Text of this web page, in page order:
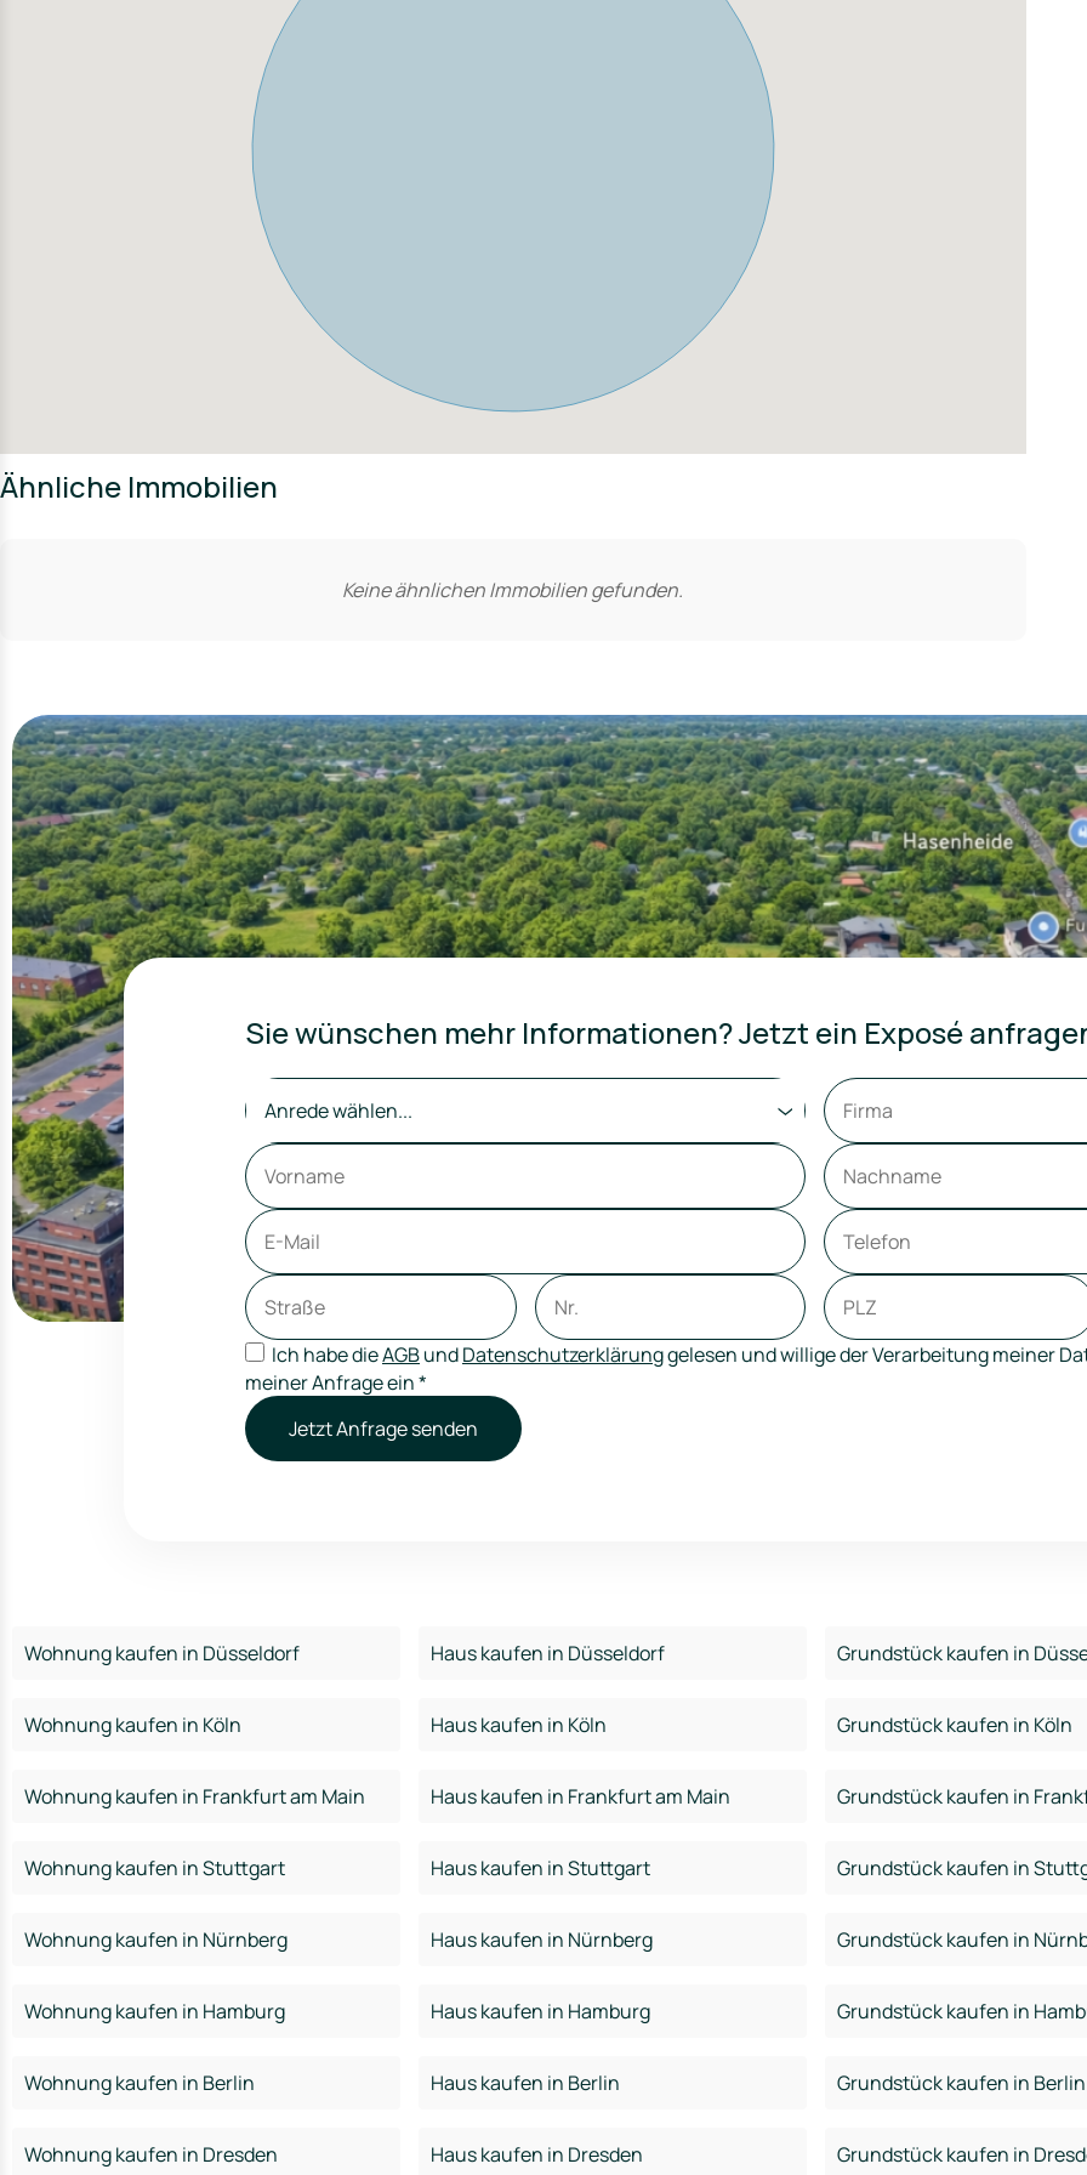
Ähnliche Immobilien
Keine ähnlichen Immobilien gefunden.
Sie wünschen mehr Informationen? Jetzt ein Exposé
Anrede wählen...
Ich habe dieAGBundDatenschutzerklärunggelesen und willige der Verarbeitung meiner
meiner Anfrage ein*
Jetzt Anfrage senden
Wohnung kaufen in Düsseldorf Haus kaufen in Düsseldorf Grundstück kaufen in
Wohnung kaufen in Köln Haus kaufen in Köln Grundstück kaufen in Köln
Wohnung kaufen in Frankfurt am Main Haus kaufen in Frankfurt am Main Grundstück kaufen in
Wohnung kaufen in Stuttgart Haus kaufen in Stuttgart Grundstück kaufen in
Wohnung kaufen in Nürnberg Haus kaufen in Nürnberg Grundstück kaufen in
Wohnung kaufen in Hamburg Haus kaufen in Hamburg Grundstück kaufen in
Wohnung kaufen in Berlin Haus kaufen in Berlin Grundstück kaufen in Berlin
Wohnung kaufen in Dresden Haus kaufen in Dresden Grundstück kaufen in